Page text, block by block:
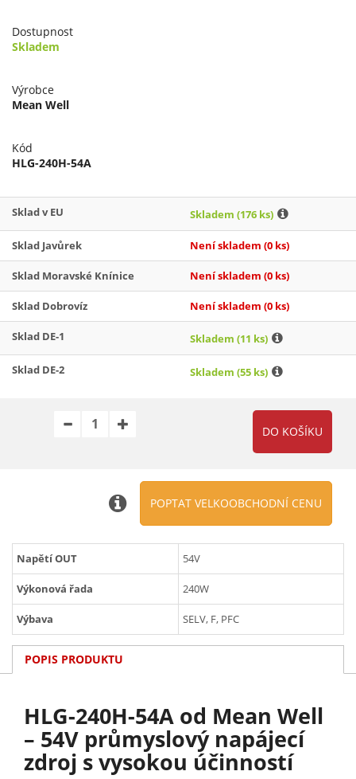
Dostupnost
Skladem
Výrobce
Mean Well
Kód
HLG-240H-54A
Sklad v EU Skladem (176 ks)
Sklad Javůrek Není skladem (0 ks)
Sklad Moravské Knínice Není skladem (0 ks)
Sklad Dobrovíz Není skladem (0 ks)
Sklad DE-1 Skladem (11 ks)
Sklad DE-2 Skladem (55 ks)
POPTAT VELKOOBCHODNÍ CENU
Napětí OUT 54V
Výkonová řada 240W
Výbava SELV, F, PFC
POPIS PRODUKTU
HLG-240H-54A od Mean Well
– 54V průmyslový napájecí
zdroj s vysokou účinností